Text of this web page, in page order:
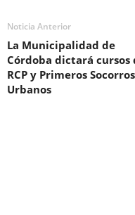
Noticia Anterior
La Municipalidad de
Córdoba dictará cursos
RCP y Primeros Socorros
Urbanos